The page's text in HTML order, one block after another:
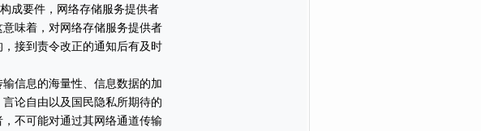
成要件，网络存储服务提供者
味着，对网络存储服务提供者
接到责令改正的通知后有及时
信息的海量性、信息数据的加
论自由以及国民隐私所期待的
不可能对通过其网络通道传输